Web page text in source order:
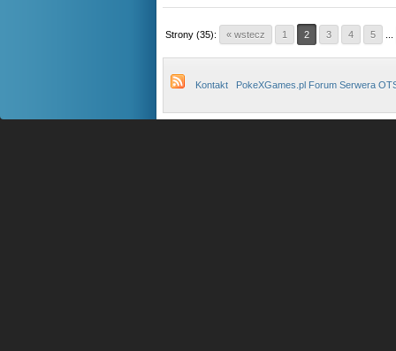
Strony (35): « wstecz 1 2 3 4 5
Kontakt PokeXGames.pl Forum Serwera